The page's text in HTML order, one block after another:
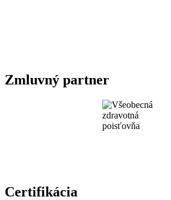
Zmluvný partner
Certifikácia